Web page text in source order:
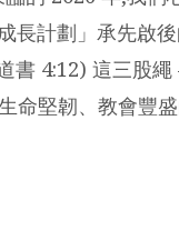
長計劃」承先啟
道書 4:12) 這三股
命堅韌、教會豐